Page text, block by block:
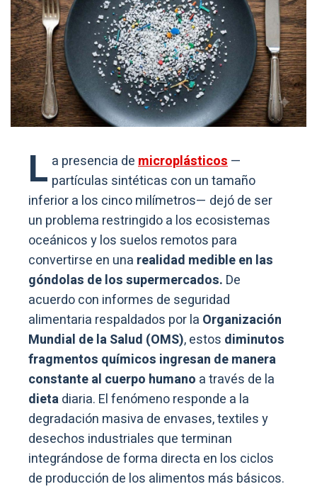
L a presencia demicroplásticos—
partículas sintéticas con un tamaño
inferior a los cinco milímetros— dejó de ser
un problema restringido a los ecosistemas
oceánicos y los suelos remotos para
convertirse en una realidad medible en las
góndolas de los supermercados. De
acuerdo con informes de seguridad
alimentaria respaldados por la Organización
Mundial de la Salud (OMS), estos diminutos
fragmentos químicos ingresan de manera
constante al cuerpo humano a través de la
dietadiaria. El fenómeno responde a la
degradación masiva de envases, textiles y
desechos industriales que terminan
integrándose de forma directa en los ciclos
de producción de los alimentos más básicos.